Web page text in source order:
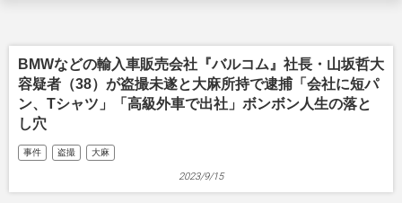
BMWなどの輸入車販売会社『バルコム』社長・山坂哲大
容疑者（38）が盗撮未遂と大麻所持で逮捕「会社に短パ
ン、Tシャツ」「高級外車で出社」ボンボン人生の落と
し穴
事件 盗撮 大麻
2023/9/15